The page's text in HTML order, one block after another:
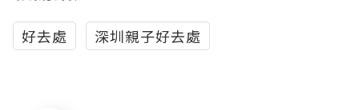
好去處 深圳親子好去處